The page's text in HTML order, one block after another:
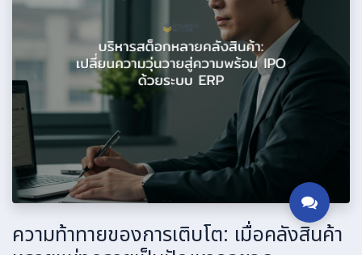
ความท้าทายของการเติบโต: เมื่อคลังสินค้า